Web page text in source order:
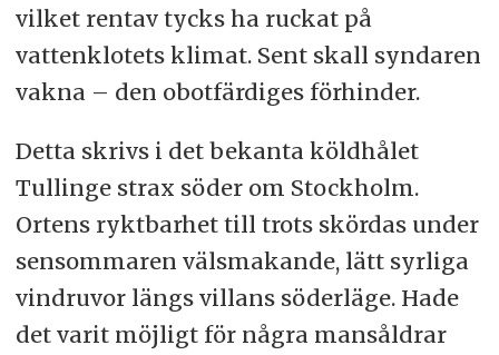
vilket rentav tycks ha ruckat på
vattenklotets klimat. Sent skall syndaren
vakna – den obotfärdiges förhinder.
Detta skrivs i det bekanta köldhålet
Tullinge strax söder om Stockholm.
Ortens ryktbarhet till trots skördas under
sensommaren välsmakande, lätt syrliga
vindruvor längs villans söderläge. Hade
det varit möjligt för några mansåldrar